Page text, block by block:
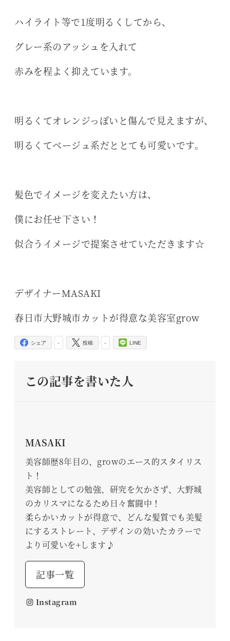
ハイライト等で1度明るくしてから、
グレー系のアッシュを入れて
赤みを程よく抑えています。
明るくてオレンジっぽいと傷んで見えますが、
明るくてベージュ系だととても可愛いです。
髪色でイメージを変えたい方は、
僕にお任せ下さい！
似合うイメージで提案させていただきます☆
デザイナーMASAKI
春日市大野城市カットが得意な美容室grow
-
シェア -
投稿 LINE
この記事を書いた人
MASAKI
美容師歴8年目の、growのエース的スタイリス
ト！
美容師としての勉強、研究を欠かさず、大野城
のカリスマになるため日々奮闘中！
柔らかいカットが得意で、どんな髪質でも美髪
にするストレート、デザインの効いたカラーで
より可愛いを+します♪
記事一覧
Instagram